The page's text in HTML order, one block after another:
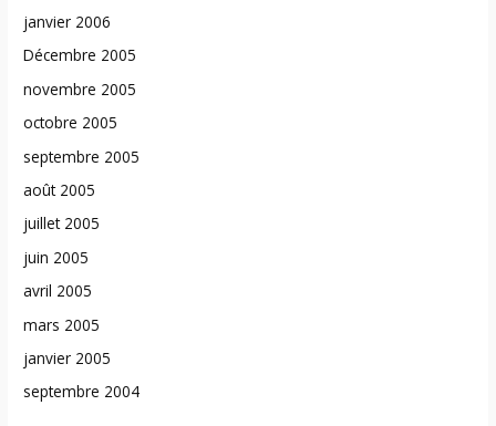
janvier 2006
Décembre 2005
novembre 2005
octobre 2005
septembre 2005
août 2005
juillet 2005
juin 2005
avril 2005
mars 2005
janvier 2005
septembre 2004